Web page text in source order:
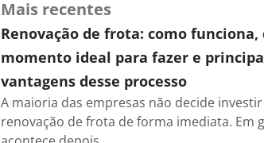
Mais recentes
Renovação de frota: como funciona,
momento ideal para fazer e
vantagens desse processo
A maioria das empresas não decide
renovação de frota de forma imediata. Em